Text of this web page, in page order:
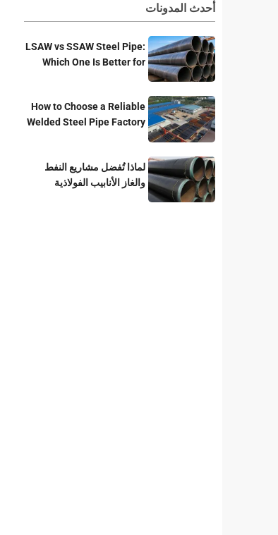
أحدث المدونات
LSAW vs SSAW Steel Pipe:
Which One Is Better for
How to Choose a Reliable
Welded Steel Pipe Factory
لماذا تُفضل مشاريع النفط
والغاز الأنابيب الفولاذية